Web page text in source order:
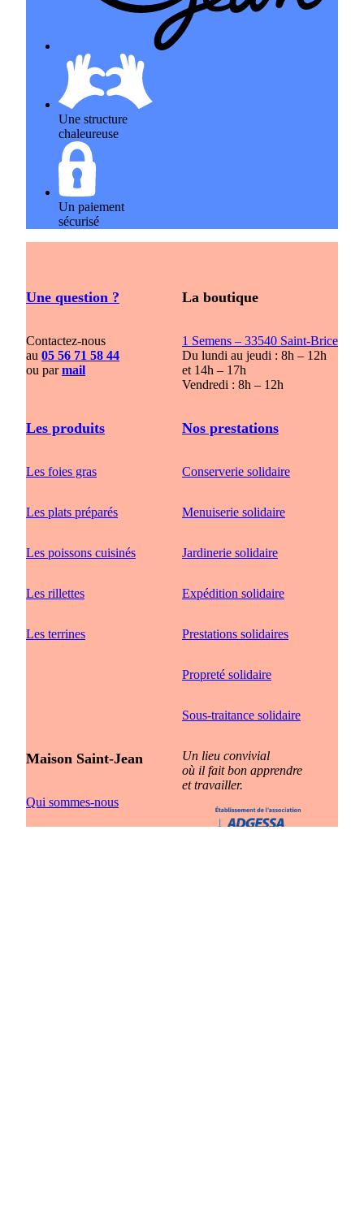
Une structure
chaleureuse
Un paiement
sécurisé
Une question ?
Contactez-nous
au 05 56 71 58 44
ou parmail
La boutique
1 Semens – 33540 Saint-Brice
Du lundi au jeudi : 8h – 12h
et 14h – 17h
Vendredi : 8h – 12h
Les produits
Les foies gras
Les plats préparés
Les poissons cuisinés
Les rillettes
Les terrines
Nos prestations
Conserverie solidaire
Menuiserie solidaire
Jardinerie solidaire
Expédition solidaire
Prestations solidaires
Propreté solidaire
Sous-traitance solidaire
Maison Saint-Jean
Qui sommes-nous
Un lieu convivial
où il fait bon apprendre
et travailler.